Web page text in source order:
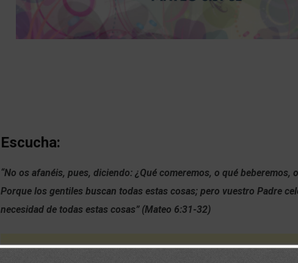
Escucha:
“No os afanéis, pues, diciendo: ¿Qué comeremos, o qué beberemos,
Porque los gentiles buscan todas estas cosas; pero vuestro Padre
necesidad de todas estas cosas” (Mateo 6:31-32)